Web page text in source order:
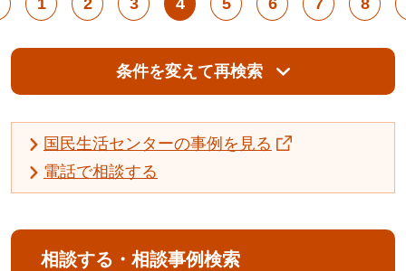
1 2 3 4 5 6 7 8
条件を変えて再検索
国民生活センターの事例を見る
電話で相談する
相談する・相談事例検索